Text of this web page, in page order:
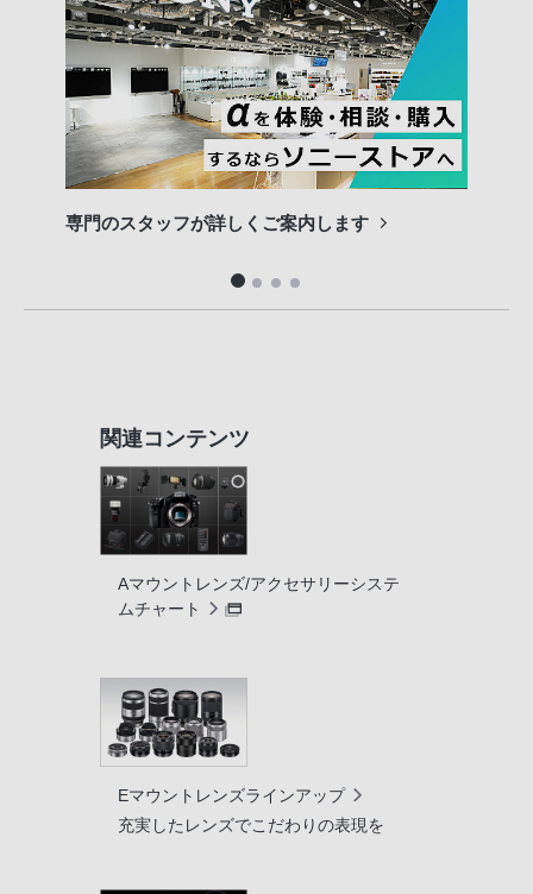
専門のスタッフが詳しくご案内します
関連コンテンツ
Aマウントレンズ/アクセサリーシステ
ムチャート
Eマウントレンズラインアップ
充実したレンズでこだわりの表現を